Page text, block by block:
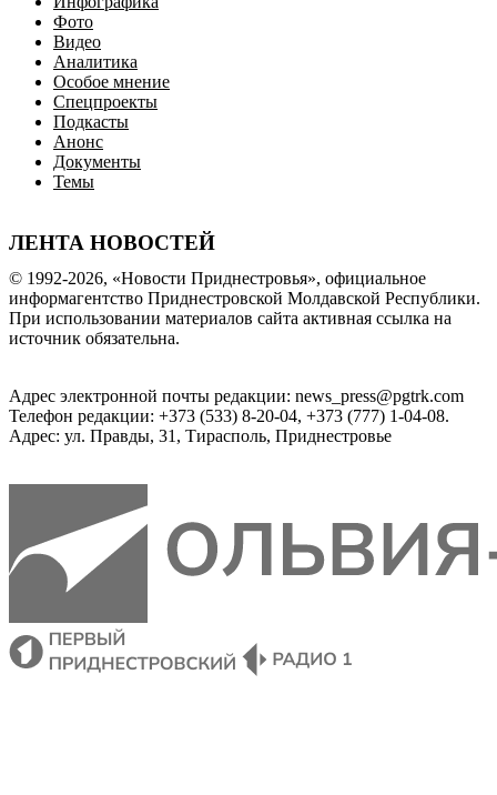
Фото
Видео
Аналитика
Особое мнение
Спецпроекты
Подкасты
Анонс
Документы
Темы
ЛЕНТА НОВОСТЕЙ
© 1992-2026, «Новости Приднестровья», официальное
информагентство Приднестровской Молдавской Республики.
При использовании материалов сайта активная ссылка на
источник обязательна.
Адрес электронной почты редакции: news_press@pgtrk.com
Телефон редакции: +373 (533) 8-20-04, +373 (777) 1-04-08.
Адрес: ул. Правды, 31, Тирасполь, Приднестровье